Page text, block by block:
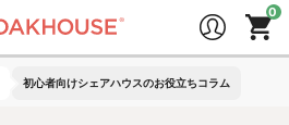
初心者向けシェアハウスのお役立ちコラム